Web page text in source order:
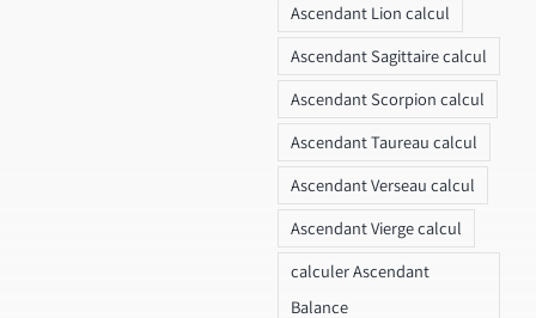
Ascendant Lion calcul
Ascendant Sagittaire calcul
Ascendant Scorpion calcul
Ascendant Taureau calcul
Ascendant Verseau calcul
Ascendant Vierge calcul
calculer Ascendant
Balance